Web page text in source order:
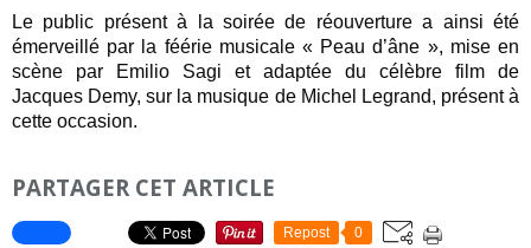
Le public présent à la soirée de réouverture a ainsi été
émerveillé par la féérie musicale « Peau d’âne », mise en
scène par Emilio Sagi et adaptée du célèbre film de
Jacques Demy, sur la musique de Michel Legrand, présent à
cette occasion.
PARTAGER CET ARTICLE
Repost 0